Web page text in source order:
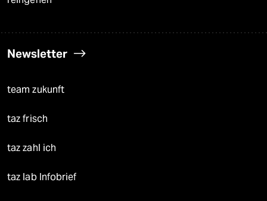
Newsletter
team zukunft
taz frisch
taz zahl ich
taz lab Infobrief